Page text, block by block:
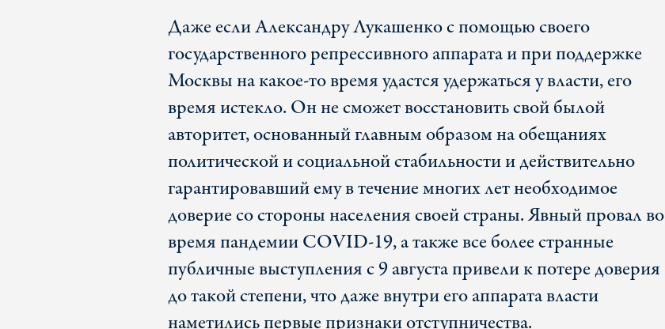
Даже если Александру Лукашенко с помощью своего
государственного репрессивного аппарата и при поддержке
Москвы на какое-то время удастся удержаться у власти, его
время истекло. Он не сможет восстановить свой былой
авторитет, основанный главным образом на обещаниях
политической и социальной стабильности и действительно
гарантировавший ему в течение многих лет необходимое
доверие со стороны населения своей страны. Явный провал во
время пандемии COVID-19, а также все более странные
публичные выступления с 9 августа привели к потере доверия
до такой степени, что даже внутри его аппарата власти
наметились первые признаки отступничества.